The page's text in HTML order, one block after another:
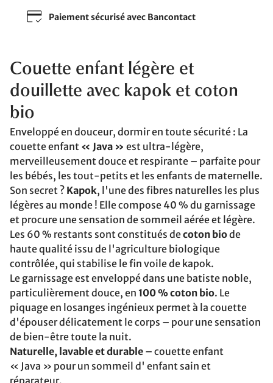
Paiement sécurisé avec Bancontact
Couette enfant légère et
douillette avec kapok et coton
bio
Enveloppé en douceur, dormir en toute sécurité : La
couette enfant « Java » est ultra-légère,
merveilleusement douce et respirante – parfaite pour
les bébés, les tout-petits et les enfants de maternelle.
Son secret ? Kapok, l'une des fibres naturelles les plus
légères au monde ! Elle compose 40 % du garnissage
et procure une sensation de sommeil aérée et légère.
Les 60 % restants sont constitués decoton biode
haute qualité issu de l'agriculture biologique
contrôlée, qui stabilise le fin voile de kapok.
Le garnissage est enveloppé dans une batiste noble,
particulièrement douce, en 100 % coton bio. Le
piquage en losanges ingénieux permet à la couette
d'épouser délicatement le corps – pour une sensation
de bien-être toute la nuit.
Naturelle, lavable et durable – couette enfant
« Java » pour un sommeil d' enfant sain et
réparateur.